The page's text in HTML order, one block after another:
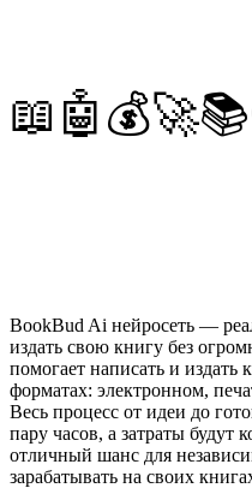
BookBud Ai нейросеть —
издать свою книгу без
помогает написать и издать
форматах: электронном,
Весь процесс от идеи до
пару часов, а затраты будут
отличный шанс для
зарабатывать на своих